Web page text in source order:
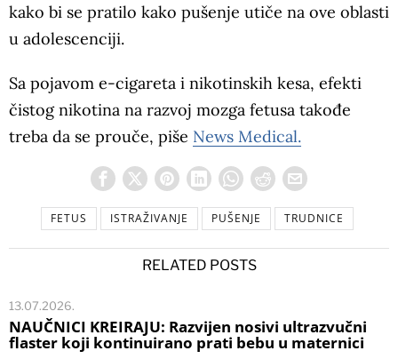
kako bi se pratilo kako pušenje utiče na ove oblasti
u adolescenciji.
Sa pojavom e-cigareta i nikotinskih kesa, efekti
čistog nikotina na razvoj mozga fetusa takođe
treba da se prouče, piše News Medical.
FETUS ISTRAŽIVANJE PUŠENJE TRUDNICE
RELATED POSTS
13.07.2026.
NAUČNICI KREIRAJU: Razvijen nosivi ultrazvučni
flaster koji kontinuirano prati bebu u maternici